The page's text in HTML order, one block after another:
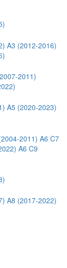
A3 (2012-2016)
2011)
A5 (2020-2023)
2011) A6 C7
A6 C9
A8 (2017-2022)